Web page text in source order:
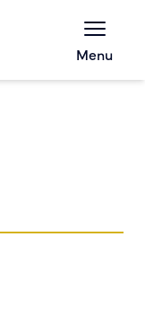
Menu
Protection des
le